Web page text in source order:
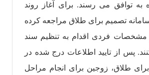
به توافق می رسند. برای آغاز روند
تصمیم برای طلاق مراجعه کرده
مشخصات فردی اقدام به تنظیم سند
پس از تایید اطلاعات درج شده در
طلاق، زوجین برای انجام مراحل